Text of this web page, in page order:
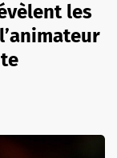
les